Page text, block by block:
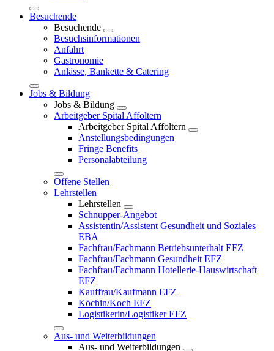
Besuchende
Besuchende
Besuchsinformationen
Anfahrt
Gastronomie
Anlässe, Bankette & Catering
Jobs & Bildung
Jobs & Bildung
Arbeitgeber Spital Affoltern
Arbeitgeber Spital Affoltern
Anstellungsbedingungen
Fringe Benefits
Personalabteilung
Offene Stellen
Lehrstellen
Lehrstellen
Schnupper-Angebot
Assistentin/Assistent Gesundheit und Soziales
EBA
Fachfrau/Fachmann Betriebsunterhalt EFZ
Fachfrau/Fachmann Gesundheit EFZ
Fachfrau/Fachmann Hotellerie-Hauswirtschaft
EFZ
Kauffrau/Kaufmann EFZ
Köchin/Koch EFZ
Logistikerin/Logistiker EFZ
Aus- und Weiterbildungen
Aus- und Weiterbildungen